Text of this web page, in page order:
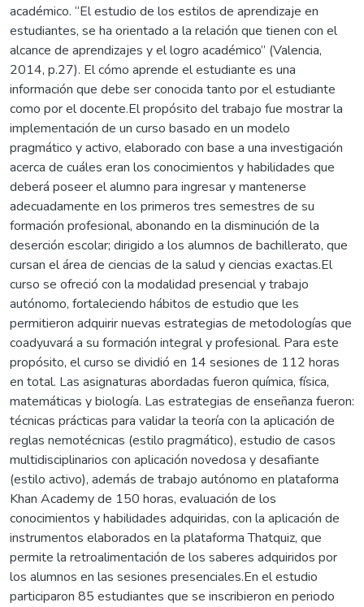
académico. “El estudio de los estilos de aprendizaje en
estudiantes, se ha orientado a la relación que tienen con el
alcance de aprendizajes y el logro académico” (Valencia,
2014, p.27). El cómo aprende el estudiante es una
información que debe ser conocida tanto por el estudiante
como por el docente.El propósito del trabajo fue mostrar la
implementación de un curso basado en un modelo
pragmático y activo, elaborado con base a una investigación
acerca de cuáles eran los conocimientos y habilidades que
deberá poseer el alumno para ingresar y mantenerse
adecuadamente en los primeros tres semestres de su
formación profesional, abonando en la disminución de la
deserción escolar; dirigido a los alumnos de bachillerato, que
cursan el área de ciencias de la salud y ciencias exactas.El
curso se ofreció con la modalidad presencial y trabajo
autónomo, fortaleciendo hábitos de estudio que les
permitieron adquirir nuevas estrategias de metodologías que
coadyuvará a su formación integral y profesional. Para este
propósito, el curso se dividió en 14 sesiones de 112 horas
en total. Las asignaturas abordadas fueron química, física,
matemáticas y biología. Las estrategias de enseñanza fueron:
técnicas prácticas para validar la teoría con la aplicación de
reglas nemotécnicas (estilo pragmático), estudio de casos
multidisciplinarios con aplicación novedosa y desafiante
(estilo activo), además de trabajo autónomo en plataforma
Khan Academy de 150 horas, evaluación de los
conocimientos y habilidades adquiridas, con la aplicación de
instrumentos elaborados en la plataforma Thatquiz, que
permite la retroalimentación de los saberes adquiridos por
los alumnos en las sesiones presenciales.En el estudio
participaron 85 estudiantes que se inscribieron en periodo